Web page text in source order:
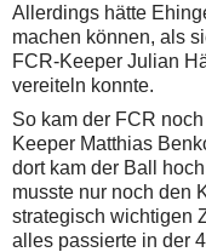
Allerdings hätte
machen können, als
FCR-Keeper Julian
vereiteln konnte.
So kam der FCR
Keeper Matthias
dort kam der Ball
musste nur noch den
strategisch wichtigen
alles passierte in der